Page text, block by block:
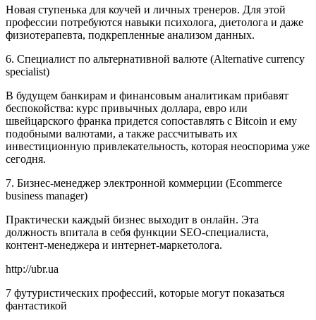
Новая ступенька для коучей и личных тренеров. Для этой
профессии потребуются навыки психолога, диетолога и даже
физиотерапевта, подкрепленные анализом данных.
6. Специалист по альтернативной валюте (Alternative currency
specialist)
В будущем банкирам и финансовым аналитикам прибавят
беспокойства: курс привычных доллара, евро или
швейцарского франка придется сопоставлять с Bitcoin и ему
подобными валютами, а также рассчитывать их
инвестиционную привлекательность, которая неоспорима уже
сегодня.
7. Бизнес-менеджер электронной коммерции (Ecommerce
business manager)
Практически каждый бизнес выходит в онлайн. Эта
должность впитала в себя функции SEO-специалиста,
контент-менеджера и интернет-маркетолога.
http://ubr.ua
7 футуристических профессий, которые могут показаться
фантастикой